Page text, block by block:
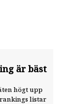
är bäst
högt upp
listar